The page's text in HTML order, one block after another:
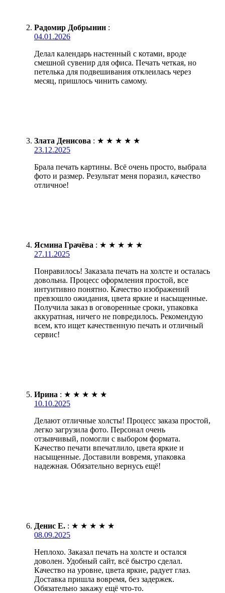
Радомир Добрынин :
04.01.2026
Делал календарь настенный с котами, вроде
смешной сувенир для офиса. Печать четкая, но
петелька для подвешивания отклеилась через
месяц, пришлось чинить самому.
Злата Денисова : ★ ★ ★ ★ ★
23.12.2025
Брала печать картины. Всё очень просто, выбрала
фото и размер. Результат меня поразил, качество
отличное!
Ясмина Грачёва : ★ ★ ★ ★ ★
27.11.2025
Понравилось! Заказала печать на холсте и осталась
довольна. Процесс оформления простой, все
интуитивно понятно. Качество изображений
превзошло ожидания, цвета яркие и насыщенные.
Получила заказ в оговоренные сроки, упаковка
аккуратная, ничего не повредилось. Рекомендую
всем, кто ищет качественную печать и отличный
сервис!
Ирина : ★ ★ ★ ★ ★
10.10.2025
Делают отличные холсты! Процесс заказа простой,
легко загрузила фото. Персонал очень
отзывчивый, помогли с выбором формата.
Качество печати впечатлило, цвета яркие и
насыщенные. Доставили вовремя, упаковка
надежная. Обязательно вернусь ещё!
Денис Е. : ★ ★ ★ ★ ★
08.09.2025
Неплохо. Заказал печать на холсте и остался
доволен. Удобный сайт, всё быстро сделал.
Качество на уровне, цвета яркие, радует глаз.
Доставка пришла вовремя, без задержек.
Обязательно закажу ещё что-то.